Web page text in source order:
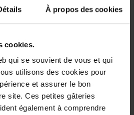
À propos des cookies
cookies.
qui se souvient de vous et qui
utilisons des cookies pour
et assurer le bon
site. Ces petites gâteries
également à comprendre
moto facile et sécurisé
de mécanique ou motard du
unevidange propre,